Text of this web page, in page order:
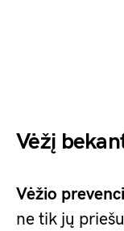
Vėžį
Vėžio
ne tik jų